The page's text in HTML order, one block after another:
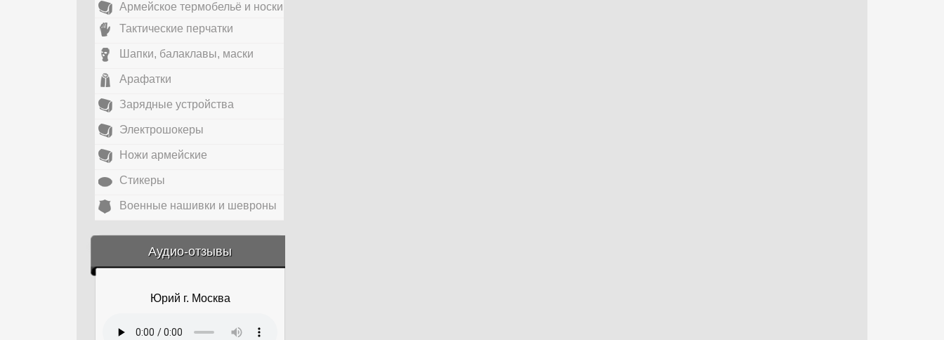
Армейское термобельё и носки
Тактические перчатки
Шапки, балаклавы, маски
Арафатки
Зарядные устройства
Электрошокеры
Ножи армейские
Стикеры
Военные нашивки и шевроны
Аудио-отзывы
&amp;nbsp;
Юрий г. Москва